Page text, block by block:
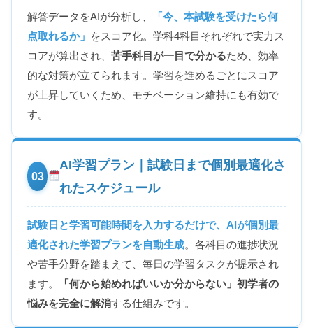
解答データをAIが分析し、
「今、本試験を受けたら何
点取れるか」 をスコア化。学科4科目それぞれで実力ス
コアが算出され、 苦手科目が一目で分かるため、効率
的な対策が立てられます。学習を進めるごとにスコア
が上昇していくため、モチベーション維持にも有効で
す。
03
AI学習プラン｜試験日まで個別最適化さ
れたスケジュール
試験日と学習可能時間を入力するだけで、AIが個別最
適化された学習プランを自動生成。各科目の進捗状況
や苦手分野を踏まえて、毎日の学習タスクが提示され
ます。
「何から始めればいいか分からない」初学者の
悩みを完全に解消する仕組みです。